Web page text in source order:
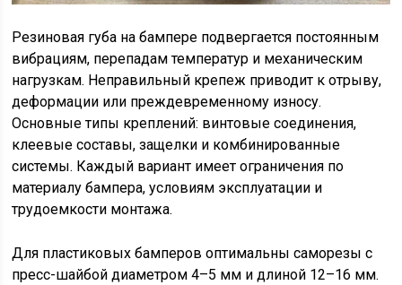
Резиновая губа на бампере подвергается постоянным
вибрациям, перепадам температур и механическим
нагрузкам. Неправильный крепеж приводит к отрыву,
деформации или преждевременному износу.
Основные типы креплений: винтовые соединения,
клеевые составы, защелки и комбинированные
системы. Каждый вариант имеет ограничения по
материалу бампера, условиям эксплуатации и
трудоемкости монтажа.
Для пластиковых бамперов оптимальны саморезы с
пресс-шайбой диаметром 4–5 мм и длиной 12–16 мм.